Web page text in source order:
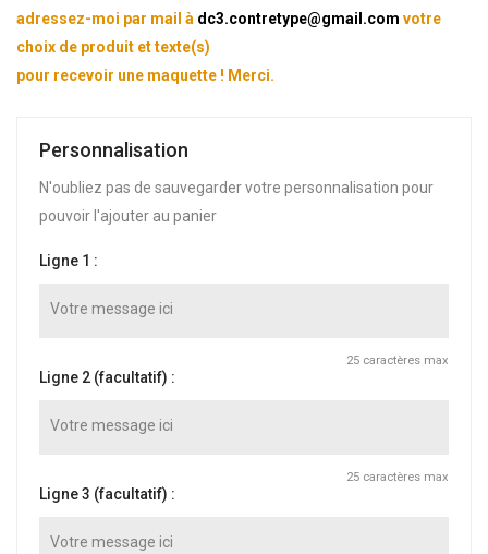
adressez-moi par mail à dc3.contretype@gmail.com votre
choix de produit et texte(s)
pour recevoir une maquette ! Merci.
Personnalisation
N'oubliez pas de sauvegarder votre personnalisation pour
pouvoir l'ajouter au panier
Ligne 1 :
25 caractères max
Ligne 2 (facultatif) :
25 caractères max
Ligne 3 (facultatif) :